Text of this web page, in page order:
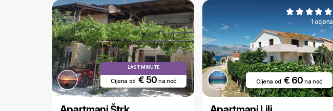
LAST MINUTE
Cijena od € 50na noć
1 ocjena
Cijena od € 60na noć